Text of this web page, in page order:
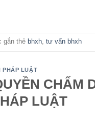
gắn thẻ bhxh, tư vấn bhxh
PHÁP LUẬT
CHẤM
LUẬT